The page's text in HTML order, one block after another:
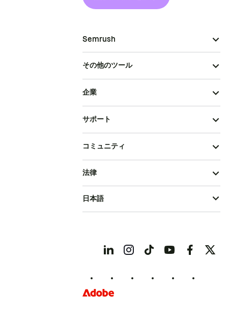
Semrush
その他のツール
企業
サポート
コミュニティ
法律
日本語